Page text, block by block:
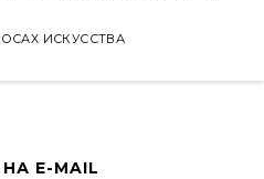
ИСКУССТВА
E-MAIL